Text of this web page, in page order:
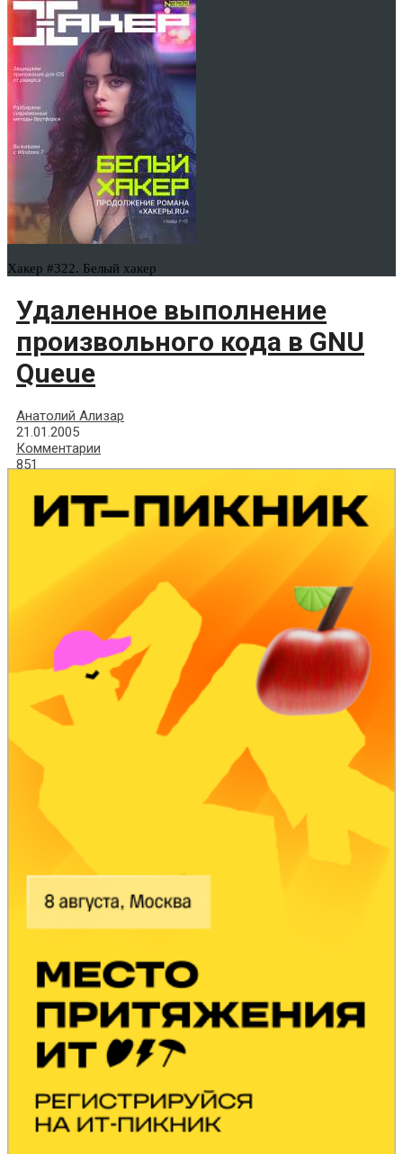
Хакер #322. Белый хакер
Удаленное выполнение
произвольного кода в GNU
Queue
Анатолий Ализар
21.01.2005
Комментарии
851